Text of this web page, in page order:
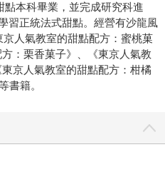
點本科畢業，並完成研究科進
習正統法式甜點。經營有沙龍風
京人氣教室的甜點配方：蜜桃菓
：栗香菓子》、《東京人氣教
京人氣教室的甜點配方：柑橘
書籍。